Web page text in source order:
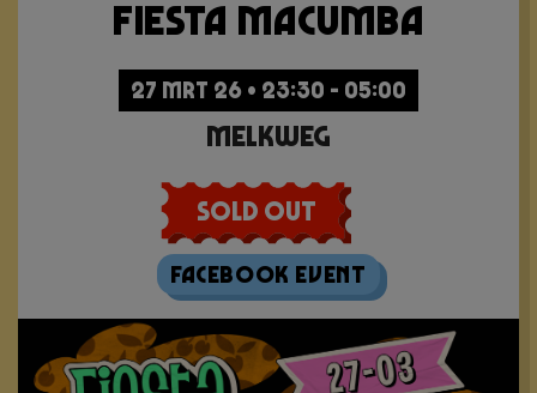
Fiesta Macumba
27 MRT 26 • 23:30 - 05:00
Melkweg
Sold Out
Facebook Event